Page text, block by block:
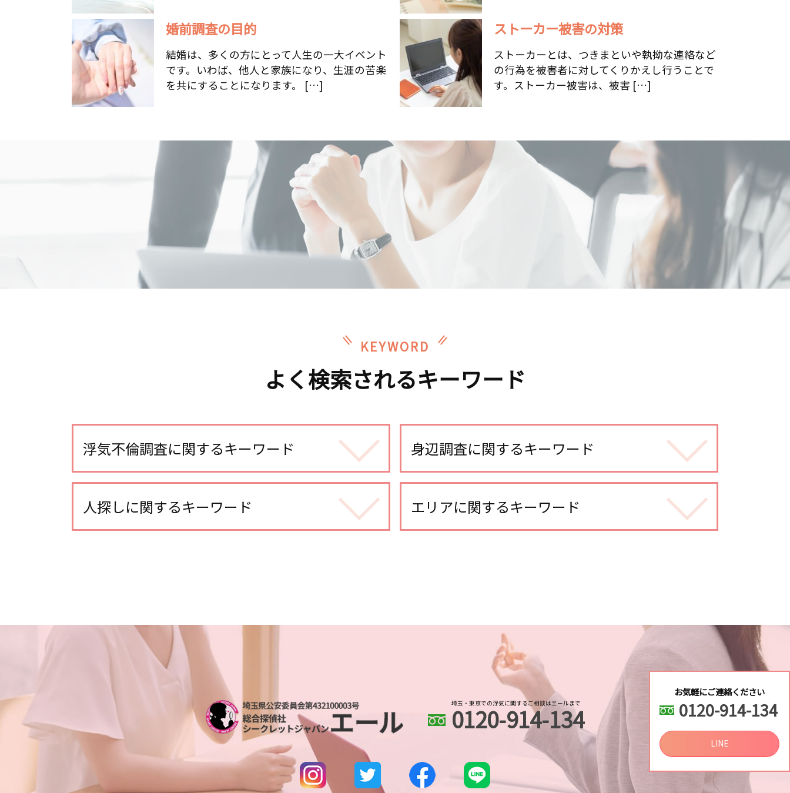
婚前調査の目的
結婚は、多くの方にとって人生の一大イベント
です。いわば、他人と家族になり、生涯の苦楽
を共にすることになります。 […]
ストーカー被害の対策
ストーカーとは、つきまといや執拗な連絡など
の行為を被害者に対してくりかえし行うことで
す。ストーカー被害は、被害 […]
KEYWORD
よく検索されるキーワード
浮気不倫調査に関するキーワード
浮気調査 別居中
不倫 慰謝料 相場
浮気調査 gps 小型
不倫相手 慰謝料 請求
浮気 証拠 写真
浮気調査 自分で
浮気調査 line
不倫調査 自分で
夫 朝帰り
浮気調査 費用 相手に請求
不倫調査 探偵
浮気 する 男 特徴
身辺調査に関するキーワード
dv被害 対策 探偵
身辺調査 親の犯罪歴
身辺調査 なぜ わかる
婚前調査 割合
結婚前 身辺調査 割合
ストーカー被害 対策 探偵
身辺調査 期間 結婚
身辺調査 何を調べる
身辺調査 内定取り消し
身辺調査 探偵
身辺調査 訴える
身辺調査 どうやって
身辺調査 価格
人探しに関するキーワード
人探し どうしたら
探偵 人探し 方法
行方不明 必要な情報
人探し 探偵 おすすめ
人探し どうやって
人探し イラスト
人探し 手がかりなし
復縁工作 探偵
家出調査 必要な情報
家出調査 人探し
エリアに関するキーワード
武蔵浦和 人探し
川越 浮気不倫調査
所沢市 身辺調査
さいたま市 人探し
川越 人探し
さいたま新都心 人探し
所沢市 人探し
土呂 浮気不倫調査
所沢市 浮気不倫調査
埼玉・東京での浮気に関するご相談はエールまで
0120-914-134
お気軽にご連絡ください
0120-914-134
LINE